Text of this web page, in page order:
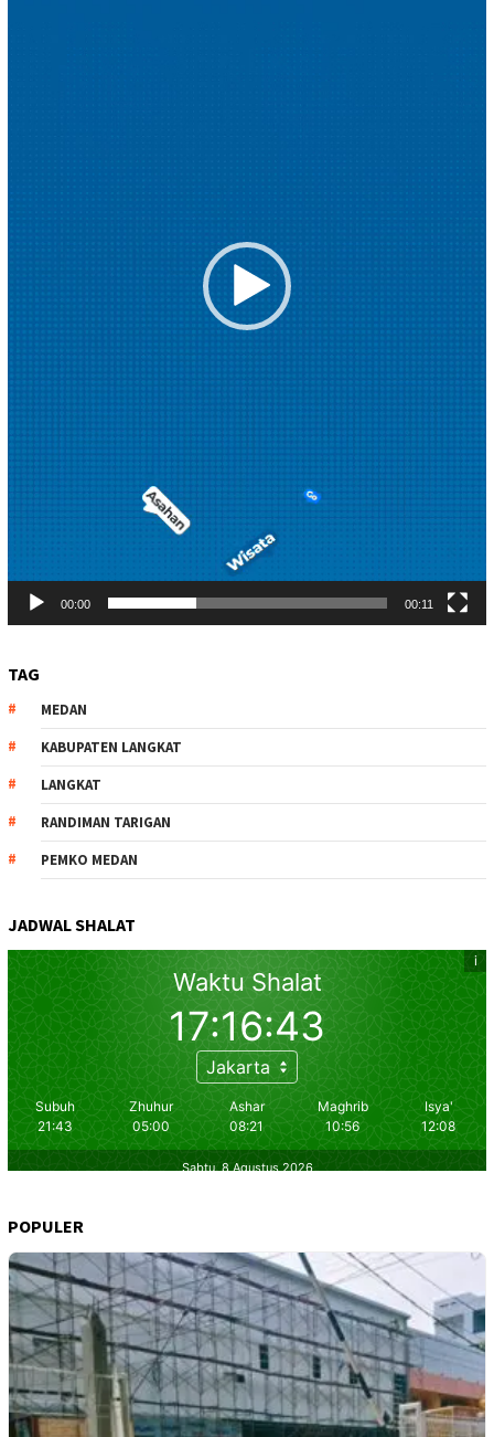
00:00 00:11
TAG
MEDAN
KABUPATEN LANGKAT
LANGKAT
RANDIMAN TARIGAN
PEMKO MEDAN
JADWAL SHALAT
POPULER